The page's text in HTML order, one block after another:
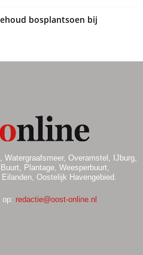
bosplantsoen bij
Overamstel, IJburg,
Plantage, Weesperbuurt,
Oostelijk Havengebied.
op: redactie@oost-online.nl